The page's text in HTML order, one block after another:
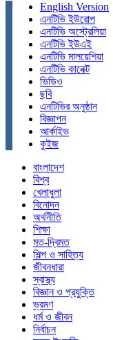
English Version
এনটিভি ইউরোপ
এনটিভি অস্ট্রেলিয়া
এনটিভি ইউএই
এনটিভি মালয়েশিয়া
এনটিভি কানেক্ট
ভিডিও
ছবি
এনটিভির অনুষ্ঠান
বিজ্ঞাপন
আর্কাইভ
কুইজ
বাংলাদেশ
বিশ্ব
খেলাধুলা
বিনোদন
অর্থনীতি
শিক্ষা
মত-দ্বিমত
শিল্প ও সাহিত্য
জীবনধারা
স্বাস্থ্য
বিজ্ঞান ও প্রযুক্তি
ভ্রমণ
ধর্ম ও জীবন
নির্বাচন